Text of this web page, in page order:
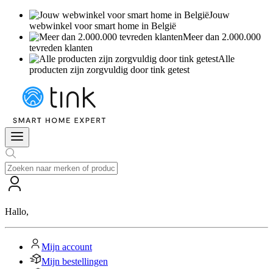
Jouw
webwinkel voor smart home in België
Meer dan 2.000.000
tevreden klanten
Alle
producten zijn zorgvuldig door tink getest
Hallo,
Mijn account
Mijn bestellingen